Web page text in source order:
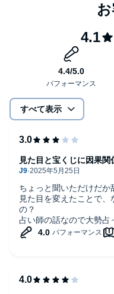
そこで、相談に来る人をつ
以来、「見た目」改善のア
に好転。「一度占ってもら
判になり、予約3ヶ月待ち
占い師養成講座」も根強
(P)2025 Audible, Inc.
すべて表示
ちょっと聞いただけだか
見た目を変えたことで
の？
占い師の話なので大勢占
見た目と宝くじに因果関